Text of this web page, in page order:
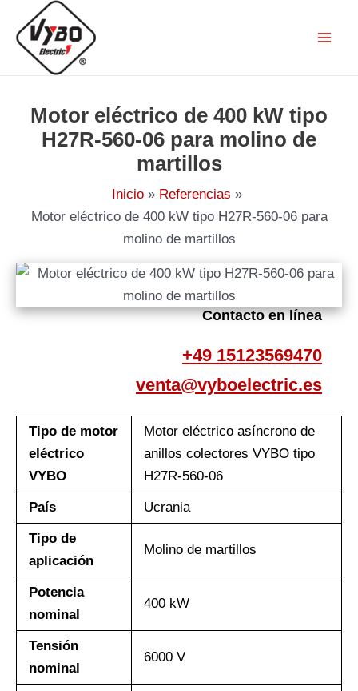
contenido
Motor eléctrico de 400 kW tipo
H27R-560-06 para molino de
martillos
Inicio
Referencias
Motor eléctrico de 400 kW tipo H27R-560-06 para
molino de martillos
Contacto en línea
+49 15123569470
venta@vyboelectric.es
Tipo de motor
eléctrico
VYBO
Motor eléctrico asíncrono de
anillos colectores VYBO tipo
H27R-560-06
País Ucrania
Tipo de
aplicación
Molino de martillos
Potencia
nominal
400 kW
Tensión
nominal
6000 V